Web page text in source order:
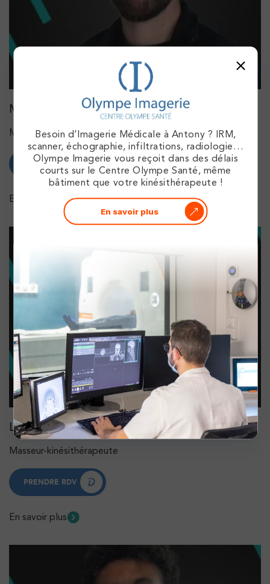
Matthieu Clément
Masseur-kinésithérapeute
PRENDRE RDV
PRENDRE RDV
En savoir plus
Laura Domanski
Masseur-kinésithérapeute
PRENDRE RDV
En savoir plus
Besoin d’Imagerie Médicale à Antony ? IRM,
scanner, échographie, infiltrations, radiologie…
Olympe Imagerie vous reçoit dans des délais
courts sur le Centre Olympe Santé, même
bâtiment que votre kinésithérapeute !
En savoir plus
PRENDRE RDV
8 Rue de Paris 92190 Meudon
8 Rue de Paris 92190 Meudon
01 40 95 01 09
PRENDRE RDV
PRENDRE RDV